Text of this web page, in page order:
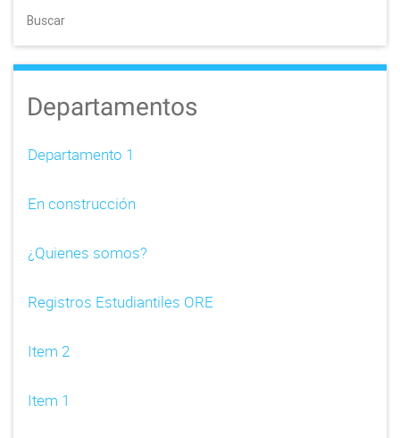
n
a
a
n
Buscar
Departamentos
Departamento 1
En construcción
¿Quienes somos?
Registros Estudiantiles ORE
Item 2
Item 1